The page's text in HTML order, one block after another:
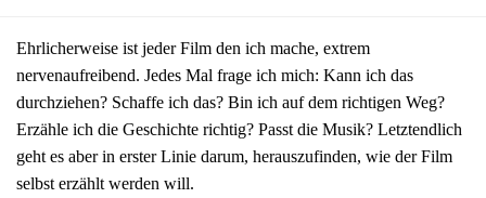
Ehrlicherweise ist jeder Film den ich mache, extrem
nervenaufreibend. Jedes Mal frage ich mich: Kann ich das
durchziehen? Schaffe ich das? Bin ich auf dem richtigen Weg?
Erzähle ich die Geschichte richtig? Passt die Musik? Letztendlich
geht es aber in erster Linie darum, herauszufinden, wie der Film
selbst erzählt werden will.